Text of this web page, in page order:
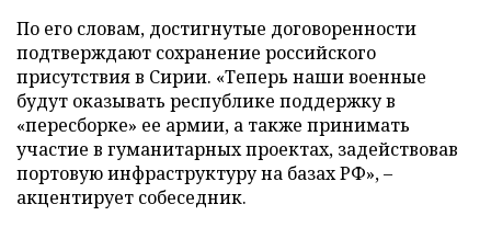
По его словам, достигнутые договоренности
подтверждают сохранение российского
присутствия в Сирии. «Теперь наши военные
будут оказывать республике поддержку в
«пересборке» ее армии, а также принимать
участие в гуманитарных проектах, задействовав
портовую инфраструктуру на базах РФ», –
акцентирует собеседник.